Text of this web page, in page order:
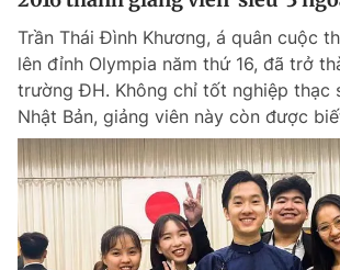
Trần Thái Đình Khương, á quân cuộc
lên đỉnh Olympia năm thứ 16, đã trở
trường ĐH. Không chỉ tốt nghiệp thạc
Nhật Bản, giảng viên này còn được